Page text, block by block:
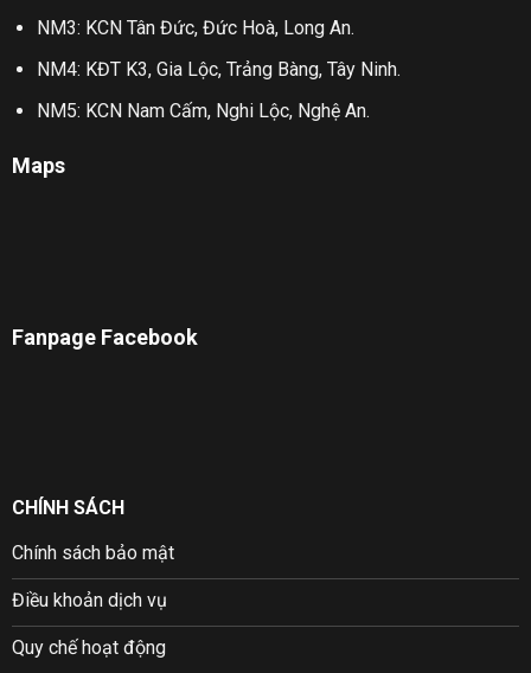
NM3: KCN Tân Đức, Đức Hoà, Long An.
NM4: KĐT K3, Gia Lộc, Trảng Bàng, Tây Ninh.
NM5: KCN Nam Cấm, Nghi Lộc, Nghệ An.
Maps
Fanpage Facebook
CHÍNH SÁCH
Chính sách bảo mật
Điều khoản dịch vụ
Quy chế hoạt động